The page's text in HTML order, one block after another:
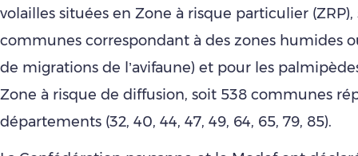
volailles situées en Zone à risque particulier (ZRP),
communes correspondant à des zones humides
de migrations de l’avifaune) et pour les
Zone à risque de diffusion, soit 538 communes
départements (32, 40, 44, 47, 49, 64, 65, 79, 85).